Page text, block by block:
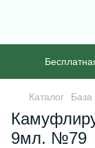
Каталог База
9мл. №79